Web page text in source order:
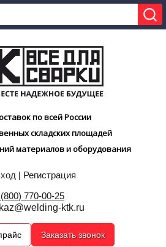
по всей России
складских площадей
материалов и оборудования
| Регистрация
770-00-25
ktk.ru
Заказать звонок